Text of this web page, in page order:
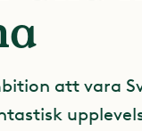
att vara